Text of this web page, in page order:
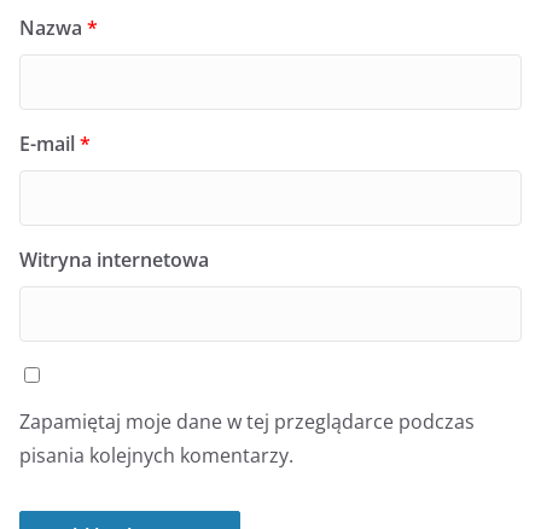
Nazwa *
E-mail*
Witryna internetowa
Zapamiętaj moje dane w tej przeglądarce podczas
pisania kolejnych komentarzy.